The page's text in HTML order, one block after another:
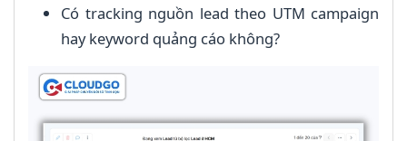
Có tracking nguồn lead theo UTM campaign
hay keyword quảng cáo không?